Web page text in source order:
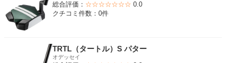
総合評価： ☆☆☆☆☆☆☆ 0.0
クチコミ件数：0件
TRTL（タートル）S パター
オデッセイ